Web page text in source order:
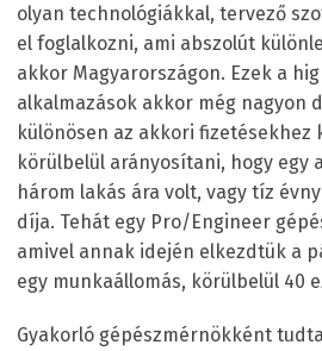
olyan technológiákkal, tervező
el foglalkozni, ami abszolút
akkor Magyarországon. Ezek a
alkalmazások akkor még nagyon
különösen az akkori fizetésekhez
körülbelül arányosítani, hogy egy
három lakás ára volt, vagy tíz
díja. Tehát egy Pro/Engineer
amivel annak idején elkezdtük a
egy munkaállomás, körülbelül 40
Gyakorló gépészmérnökként